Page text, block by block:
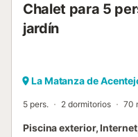
Chalet para 5
jardín
La Matanza de
5 pers. 2 dormitorios 70
Piscina exterior,